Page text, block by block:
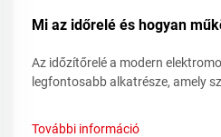
Mi az időrelé és hogyan
Az időzítőrelé a modern
legfontosabb alkatrésze, amely
További információ